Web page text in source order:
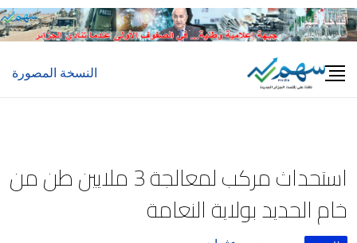
Skip
to
النسخة المصورة
استحداث مركب لمعالجة 3 ملايين طن من
خام الحديد بولاية النعامة